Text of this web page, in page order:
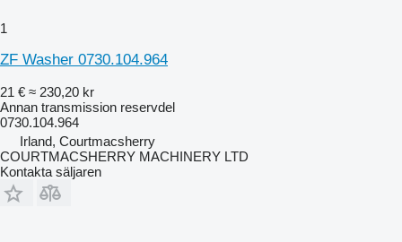
1
ZF Washer 0730.104.964
21 € ≈ 230,20 kr
Annan transmission reservdel
0730.104.964
Irland, Courtmacsherry
COURTMACSHERRY MACHINERY LTD
Kontakta säljaren